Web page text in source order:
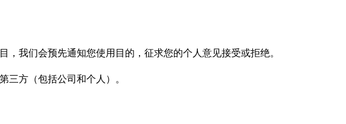
我们会预先通知您使用目的，征求您的个人意见接受或拒绝。
方（包括公司和个人）。